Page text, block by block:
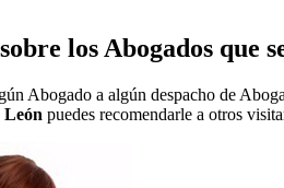
los Abogados que
Abogado a algún despacho de
León puedes recomendarle a otros